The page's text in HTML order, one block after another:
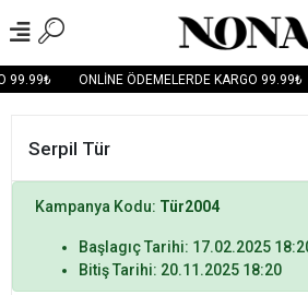
99.99₺ ONLİNE ÖDEMELERDE KARGO 99.99₺
Serpil Tür
Kampanya Kodu: Tür2004
Başlagıç Tarihi: 17.02.2025
Bitiş Tarihi: 20.11.2025 18:20